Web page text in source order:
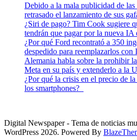
Debido a la mala publicidad de
retrasado el lanzamiento de sus
¿Siri de pago? Tim Cook sugiere
tendrán que pagar por la nueva IA
¿Por qué Ford recontrató a 350
despedido para reemplazarlos con
Alemania habla sobre la prohibir
Meta en su país y extenderlo a la
¿Por qué la crisis en el precio de
los smartphones?
Digital Newspaper - Tema de noticias
WordPress 2026. Powered By